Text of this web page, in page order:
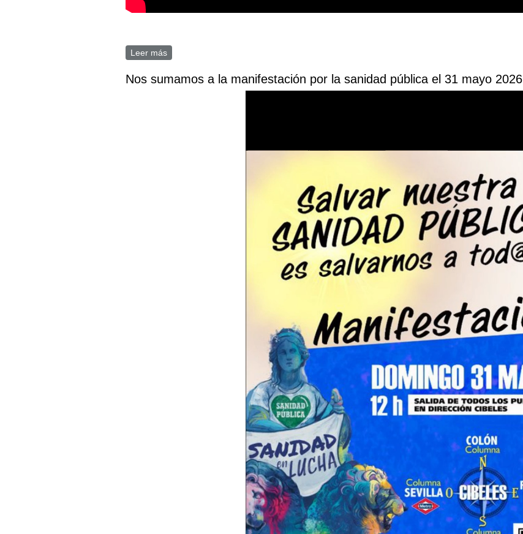
Leer más
Nos sumamos a la manifestación por la sanidad pública el 31 mayo 2026